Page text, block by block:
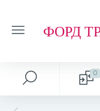
ФОРД
0
Автосервис
О магазине
Обзоры и советы
Т.О. ФОРД